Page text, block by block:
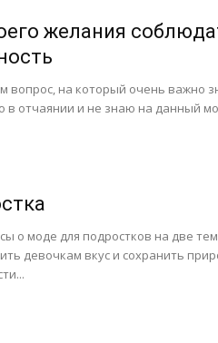
желания
вопрос, на который очень важно
в отчаянии и не знаю на данный
о моде для подростков на две
девочкам вкус и сохранить